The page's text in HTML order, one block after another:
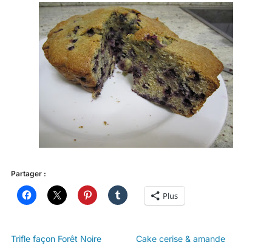
Partager :
Plus
Trifle façon Forêt Noire
Cake cerise & amande